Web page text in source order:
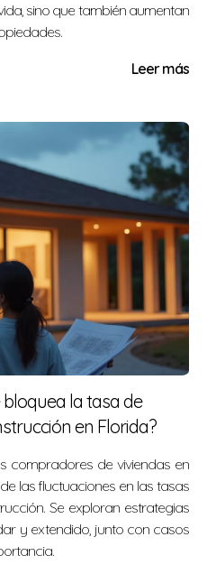
es menor al precio
con el vendedor o
inspección antes de
hacer una inspección
ocultos antes del cierre.
además del
considerar gastos como
y costos asociados a la
si necesitas
próximo paso en la
tus dudas y guiarte en
sino que también aumentan
Leer más
la tasa de
en Florida?
compradores de viviendas en
las fluctuaciones en las tasas
Se exploran estrategias
y extendido, junto con casos